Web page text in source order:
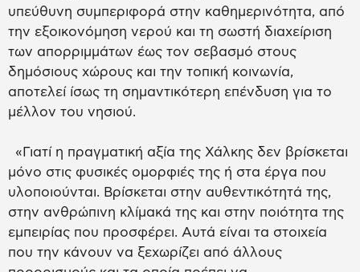
υπεύθυνη συμπεριφορά στην καθημερινότητα, από
την εξοικονόμηση νερού και τη σωστή διαχείριση
των απορριμμάτων έως τον σεβασμό στους
δημόσιους χώρους και την τοπική κοινωνία,
αποτελεί ίσως τη σημαντικότερη επένδυση για το
μέλλον του νησιού.
«Γιατί η πραγματική αξία της Χάλκης δεν βρίσκεται
μόνο στις φυσικές ομορφιές της ή στα έργα που
υλοποιούνται. Βρίσκεται στην αυθεντικότητά της,
στην ανθρώπινη κλίμακά της και στην ποιότητα της
εμπειρίας που προσφέρει. Αυτά είναι τα στοιχεία
που την κάνουν να ξεχωρίζει από άλλους